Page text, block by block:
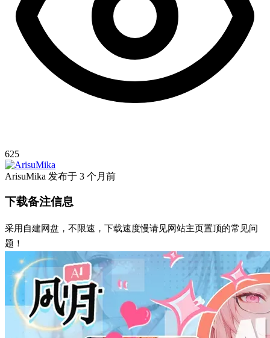
625
ArisuMika 发布于 3 个月前
下载备注信息
采用自建网盘，不限速，下载速度慢请见网站主页置顶的常见问
题！